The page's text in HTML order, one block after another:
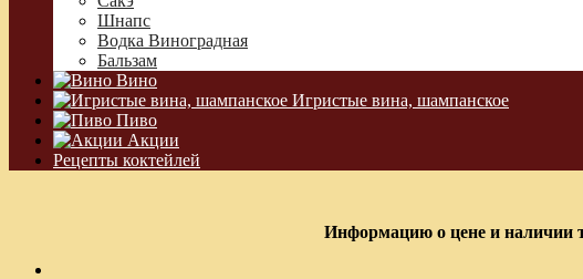
Шнапс
Водка Виноградная
Бальзам
Вино
Игристые вина, шампанское
Пиво
Акции
Рецепты коктейлей
Информацию о цене и наличии